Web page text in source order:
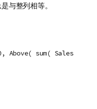
与整列相等。
Above( sum( Sales